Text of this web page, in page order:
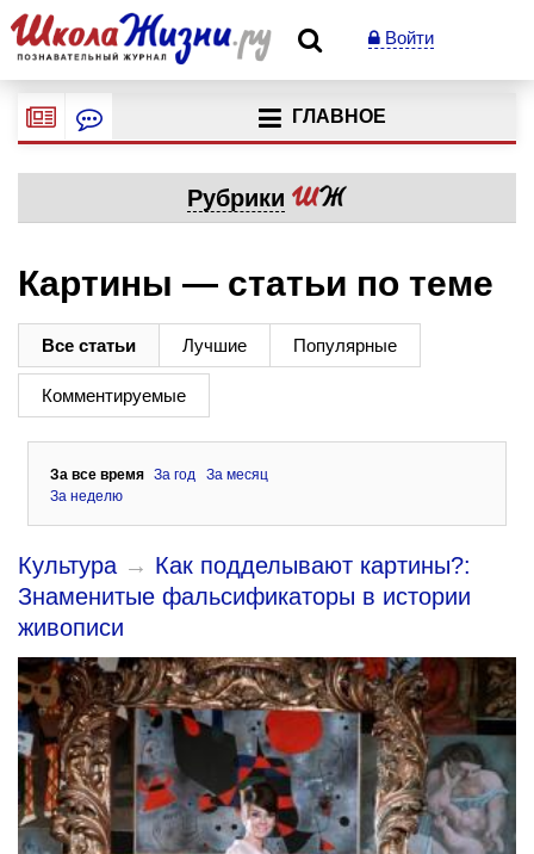
Войти
ГЛАВНОЕ
Рубрики
Картины — статьи по теме
Все статьи Лучшие Популярные
Комментируемые
За все время За год
За месяц
За неделю
Культура → Как подделывают картины?:
Знаменитые фальсификаторы в истории
живописи